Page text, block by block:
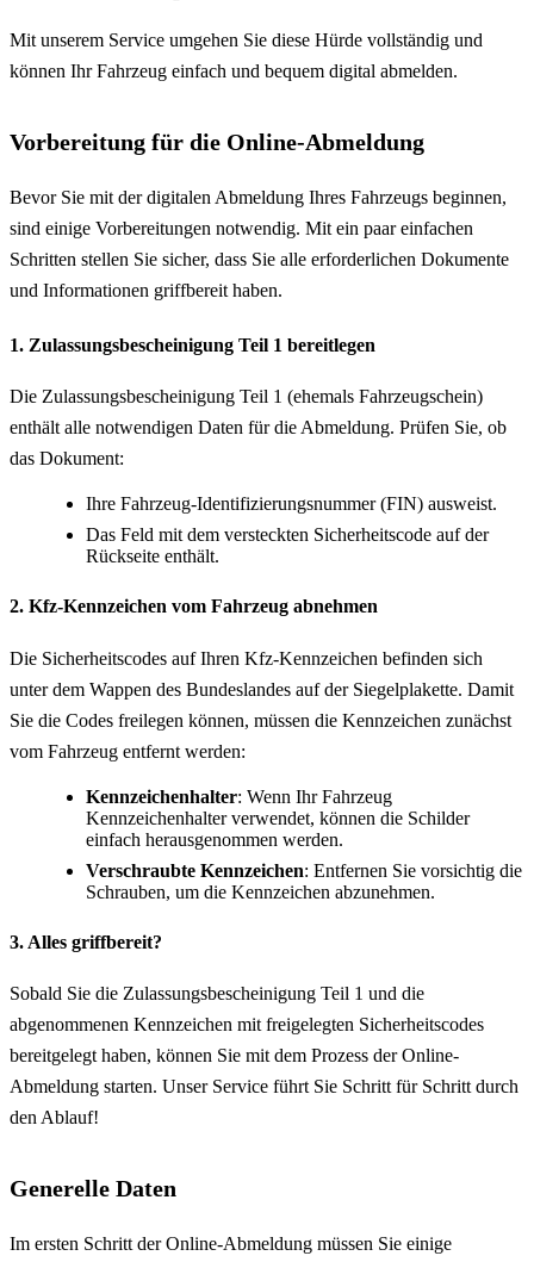
Mit unserem Service umgehen Sie diese Hürde vollständig und
können Ihr Fahrzeug einfach und bequem digital abmelden.
Vorbereitung für die Online-Abmeldung
Bevor Sie mit der digitalen Abmeldung Ihres Fahrzeugs beginnen,
sind einige Vorbereitungen notwendig. Mit ein paar einfachen
Schritten stellen Sie sicher, dass Sie alle erforderlichen Dokumente
und Informationen griffbereit haben.
1. Zulassungsbescheinigung Teil 1 bereitlegen
Die Zulassungsbescheinigung Teil 1 (ehemals Fahrzeugschein)
enthält alle notwendigen Daten für die Abmeldung. Prüfen Sie, ob
das Dokument:
Ihre Fahrzeug-Identifizierungsnummer (FIN) ausweist.
Das Feld mit dem versteckten Sicherheitscode auf der
Rückseite enthält.
2. Kfz-Kennzeichen vom Fahrzeug abnehmen
Die Sicherheitscodes auf Ihren Kfz-Kennzeichen befinden sich
unter dem Wappen des Bundeslandes auf der Siegelplakette. Damit
Sie die Codes freilegen können, müssen die Kennzeichen zunächst
vom Fahrzeug entfernt werden:
Kennzeichenhalter: Wenn Ihr Fahrzeug
Kennzeichenhalter verwendet, können die Schilder
einfach herausgenommen werden.
Verschraubte Kennzeichen: Entfernen Sie vorsichtig die
Schrauben, um die Kennzeichen abzunehmen.
3. Alles griffbereit?
Sobald Sie die Zulassungsbescheinigung Teil 1 und die
abgenommenen Kennzeichen mit freigelegten Sicherheitscodes
bereitgelegt haben, können Sie mit dem Prozess der Online-
Abmeldung starten. Unser Service führt Sie Schritt für Schritt durch
den Ablauf!
Generelle Daten
Im ersten Schritt der Online-Abmeldung müssen Sie einige